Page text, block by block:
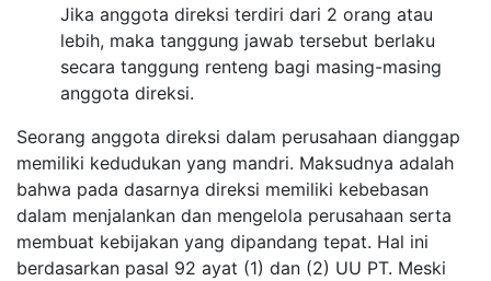
Jika anggota direksi terdiri dari 2 orang atau
lebih, maka tanggung jawab tersebut berlaku
secara tanggung renteng bagi masing-masing
anggota direksi.
Seorang anggota direksi dalam perusahaan dianggap
memiliki kedudukan yang mandri. Maksudnya adalah
bahwa pada dasarnya direksi memiliki kebebasan
dalam menjalankan dan mengelola perusahaan serta
membuat kebijakan yang dipandang tepat. Hal ini
berdasarkan pasal 92 ayat (1) dan (2) UU PT. Meski